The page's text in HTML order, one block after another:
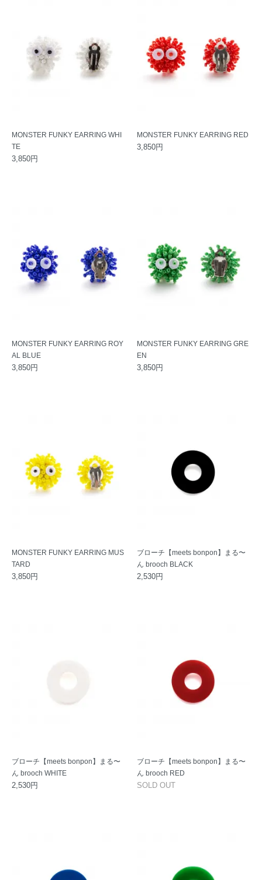
MONSTER FUNKY EARRING WHI
TE
3,850円
MONSTER FUNKY EARRING RED
3,850円
MONSTER FUNKY EARRING ROY
AL BLUE
3,850円
MONSTER FUNKY EARRING GRE
EN
3,850円
MONSTER FUNKY EARRING MUS
TARD
3,850円
ブローチ【meets bonpon】まる〜
ん brooch BLACK
2,530円
ブローチ【meets bonpon】まる〜
ん brooch WHITE
2,530円
ブローチ【meets bonpon】まる〜
ん brooch RED
SOLD OUT